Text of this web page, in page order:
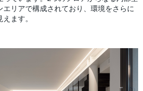
エリアで構成されており、環境をさらに
ます。